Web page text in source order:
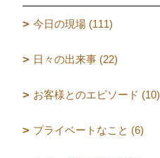
今日の現場 (111)
日々の出来事 (22)
お客様とのエピソード (10)
プライベートなこと (6)